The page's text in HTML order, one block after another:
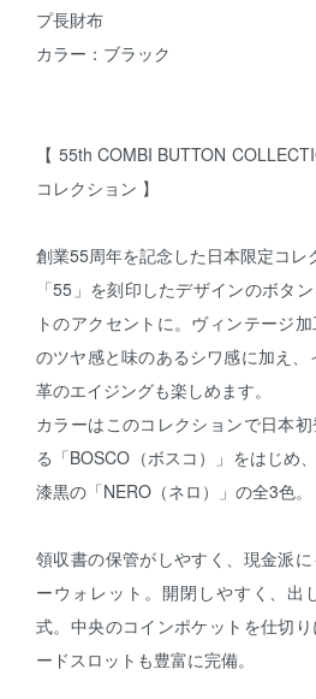
プ長財布
カラー：ブラック
【 55th COMBI BUTTON
コレクション 】
創業55周年を記念した日本限定コレ
「55」を刻印したデザインのボタ
トのアクセントに。ヴィンテージ
のツヤ感と味のあるシワ感に加え、
革のエイジングも楽しめます。
カラーはこのコレクションで日本
る「BOSCO（ボスコ）」をはじめ
漆黒の「NERO（ネロ）」の全3色。
領収書の保管がしやすく、現金派
ーウォレット。開閉しやすく、出
式。中央のコインポケットを仕切
ードスロットも豊富に完備。